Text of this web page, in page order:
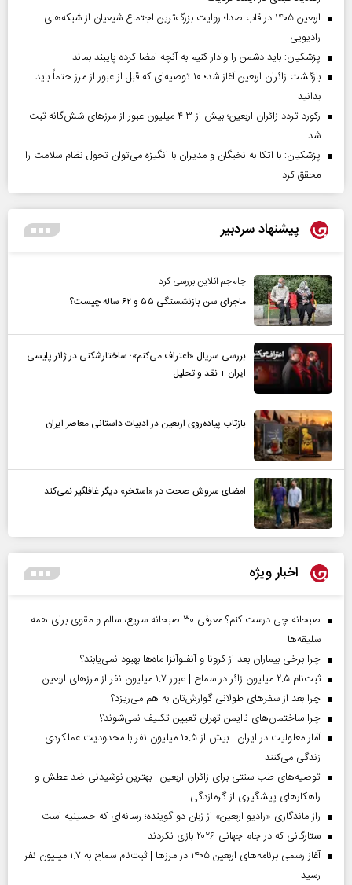
اربعین ۱۴۰۵ در قاب صدا؛ روایت بزرگ‌ترین اجتماع شیعیان از شبکه‌های
رادیویی
پزشکیان: باید دشمن را وادار کنیم به آنچه امضا کرده پایبند بماند
بازگشت زائران اربعین آغاز شد؛ ۱۰ توصیه‌ای که قبل از عبور از مرز حتماً باید
بدانید
رکورد تردد زائران اربعین؛ بیش از ۴.۳ میلیون عبور از مرزهای شش‌گانه ثبت
شد
پزشکیان: با اتکا به نخبگان و مدیران با انگیزه می‌توان تحول نظام سلامت را
محقق کرد
پیشنهاد سردبیر
جام‌جم آنلاین بررسی کرد
ماجرای سن بازنشستگی ۵۵ و ۶۲ ساله چیست؟
بررسی سریال «اعتراف می‌کنم»؛ ساختارشکنی در ژانر پلیسی
ایران + نقد و تحلیل
بازتاب پیاده‌روی اربعین در ادبیات داستانی معاصر ایران
امضای سروش صحت در «استخر» دیگر غافلگیر نمی‌کند
اخبار ویژه
صبحانه چی درست کنم؟ معرفی ۳۰ صبحانه سریع، سالم و مقوی برای همه
سلیقه‌ها
چرا برخی بیماران بعد از کرونا و آنفلوآنزا ماه‌ها بهبود نمی‌یابند؟
ثبت‌نام ۲.۵ میلیون زائر در سماح | عبور ۱.۷ میلیون نفر از مرز‌های اربعین
چرا بعد از سفرهای طولانی گوارش‌تان به هم می‌ریزد؟
چرا ساختمان‌های ناایمن تهران تعیین تکلیف نمی‌شوند؟
آمار معلولیت در ایران | بیش از ۱۰.۵ میلیون نفر با محدودیت عملکردی
زندگی می‌کنند
توصیه‌های طب سنتی برای زائران اربعین | بهترین نوشیدنی ضد عطش و
راهکارهای پیشگیری از گرمازدگی
راز ماندگاری «رادیو اربعین» از زبان دو گوینده؛ رسانه‌ای که حسینیه است
ستارگانی که در جام جهانی ۲۰۲۶ بازی نکردند
آغاز رسمی برنامه‌های اربعین ۱۴۰۵ در مرز‌ها | ثبت‌نام سماح به ۱.۷ میلیون نفر
رسید